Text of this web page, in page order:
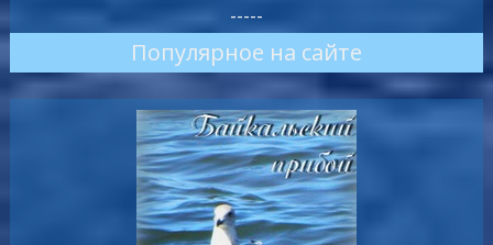
-----
Популярное на сайте